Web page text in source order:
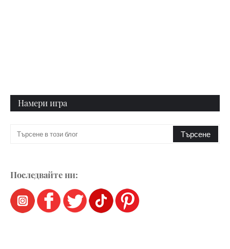
Намери игра
Последвайте ни: